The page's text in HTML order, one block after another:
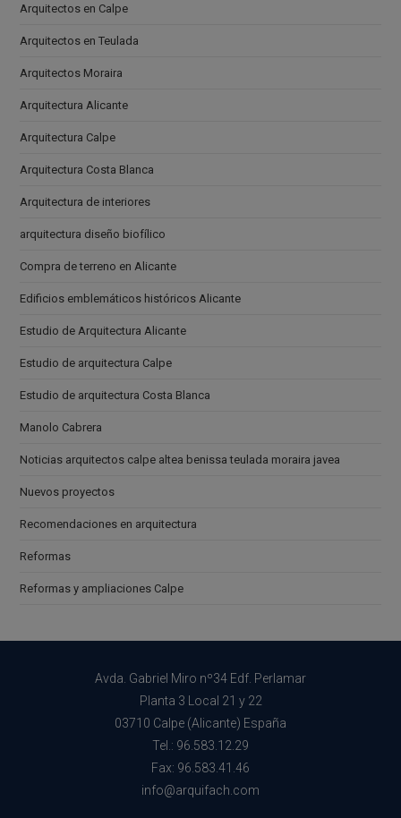
Arquitectos en Calpe
Arquitectos en Teulada
Arquitectos Moraira
Arquitectura Alicante
Arquitectura Calpe
Arquitectura Costa Blanca
Arquitectura de interiores
arquitectura diseño biofílico
Compra de terreno en Alicante
Edificios emblemáticos históricos Alicante
Estudio de Arquitectura Alicante
Estudio de arquitectura Calpe
Estudio de arquitectura Costa Blanca
Manolo Cabrera
Noticias arquitectos calpe altea benissa teulada moraira javea
Nuevos proyectos
Recomendaciones en arquitectura
Reformas
Reformas y ampliaciones Calpe
Avda. Gabriel Miro nº34 Edf. Perlamar
Planta 3 Local 21 y 22
03710 Calpe (Alicante) España
Tel.: 96.583.12.29
Fax: 96.583.41.46
info@arquifach.com